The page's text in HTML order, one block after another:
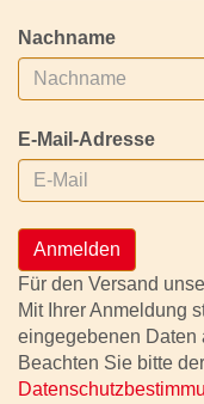
Nachname
E-Mail-Adresse
Anmelden
Für den Versand
Mit Ihrer Anmeldung
eingegebenen Daten
Beachten Sie bitte